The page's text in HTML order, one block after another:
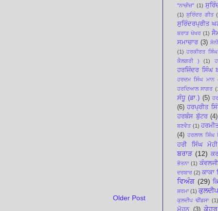
Older Post
"ਨਾਚੀਜ਼" (1)
(1) ਸੁਰਿੰਦਰ ਗੀਤ
ਸੁਰਿੰਦਰਪ੍ਰੀਤ
ਬਰਾੜ ਖੋਖਰ (1)
ਸਮਾਚਾਰ (3)
(1) ਹਰਕੀਰਤ
ਕੈਲਗਰੀ )
(1)
ਹਰਜਿੰਦਰ ਸਿੰਘ
ਹਰਦਮ ਸਿੰਘ ਮਾਨ
ਹਰਦਿਆਲ ਸਾਗਰ
ਸੰਧੂ (ਡਾ.) (5)
(6) ਹਰਪ੍ਰੀਤ
ਹਰਬੰਸ ਬੁੱਟਰ (4)
ਬਣਵੈਤ (1)
(4) ਹਰਲਾਲ ਸਿੰਘ
ਹਰੀ ਸਿੰਘ ਮੋਹੀ
ਬਰਾੜ (12)
ਭੋਤਨਾ (1)
ਦਰਬਾਰ (2) ਕਾਕਾ
ਵਿਅੰਗ (29)
ਸ਼ਰਮਾ (1)
ਕੁਲਦੀਪ ਢੀਂਡਸਾ
ਮੋਹਨ (3)